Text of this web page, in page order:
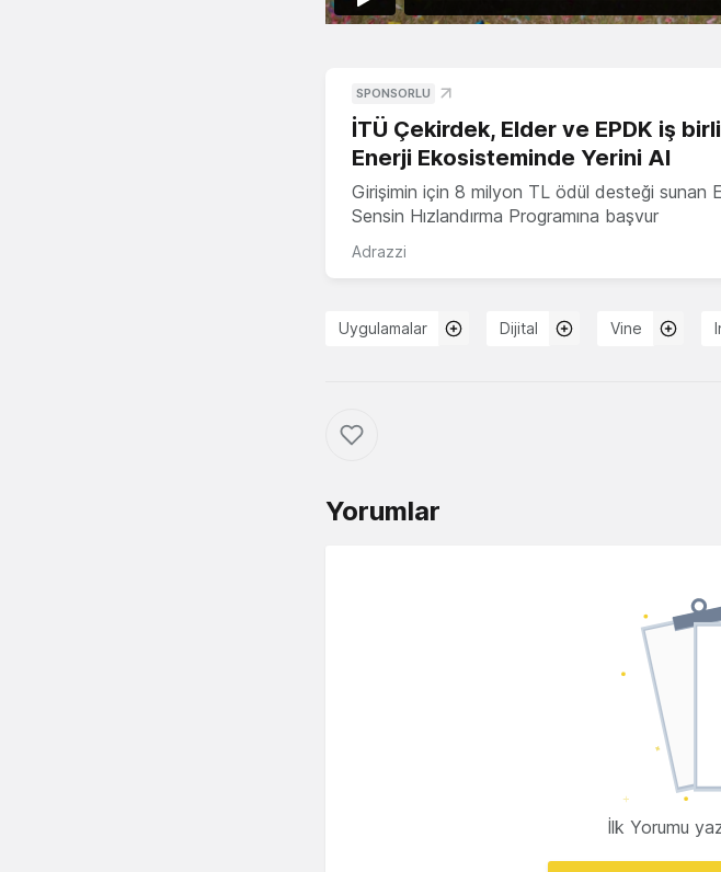
SPONSORLU
İTÜ Çekirdek, Elder ve EPDK iş
Enerji Ekosisteminde Yerini Al
Girişimin için 8 milyon TL ödül desteği sunan
Sensin Hızlandırma Programına başvur
Adrazzi
Uygulamalar Dijital Vine
Yorumlar
İlk Yorumu